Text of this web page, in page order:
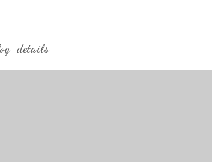
details